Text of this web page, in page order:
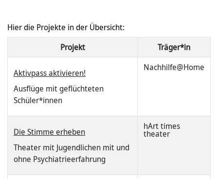
Hier die Projekte in der Übersicht:
Projekt
Träger*in
Aktivpass aktivieren!
Ausflüge mit geflüchteten
Schüler*innen
Nachhilfe@Home
Die Stimme erheben
Theater mit Jugendlichen mit und
ohne Psychiatrieerfahrung
hArt times
theater